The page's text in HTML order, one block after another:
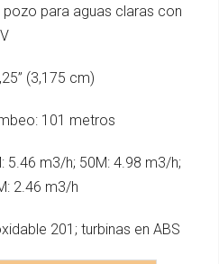
para aguas claras con
(3,175 cm)
101 metros
5.46 m3/h; 50M: 4.98 m3/h;
2.46 m3/h
201; turbinas en ABS